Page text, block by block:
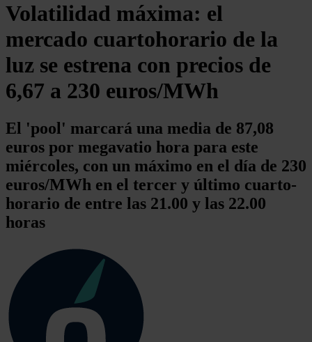
Volatilidad máxima: el
mercado cuartohorario de la
luz se estrena con precios de
6,67 a 230 euros/MWh
El 'pool' marcará una media de 87,08
euros por megavatio hora para este
miércoles, con un máximo en el día de 230
euros/MWh en el tercer y último cuarto-
horario de entre las 21.00 y las 22.00
horas